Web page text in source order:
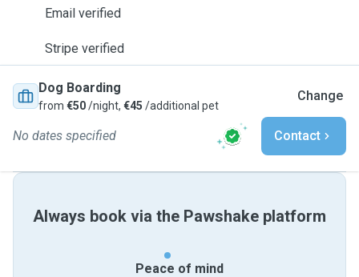
Email verified
Stripe verified
Dog Boarding
from €50/night, €45 /additional pet
Change
No dates specified Contact
Always book via the Pawshake platform
Peace of mind